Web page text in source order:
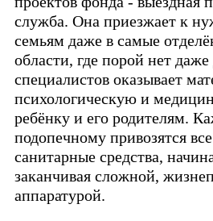
служба. Она приезжает к
семьям даже в самые
области, где порой нет
специалистов оказывает
психологическую и
ребёнку и его родителям.
подопечному привозятся
санитарные средства,
заканчивая сложной,
аппаратурой.